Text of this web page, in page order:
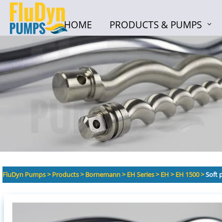
HOME PRODUCTS & PUMPS
HOME PRODUCTS & PUMPS
FluDyn Pumps>Products>Bornemann>EH Series>EH >EH 1500>Soft